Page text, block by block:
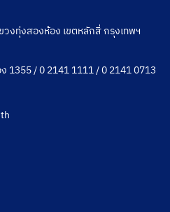
งทุ่งสองห้อง เขตหลักสี่ กรุงเทพฯ
1355 / 0 2141 1111 / 0 2141 0713